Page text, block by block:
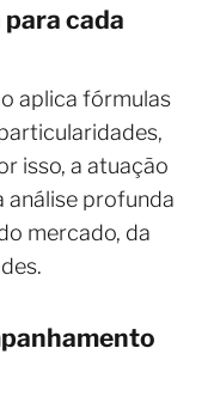
cada
aplica fórmulas
isso, a atuação
análise profunda
mercado, da